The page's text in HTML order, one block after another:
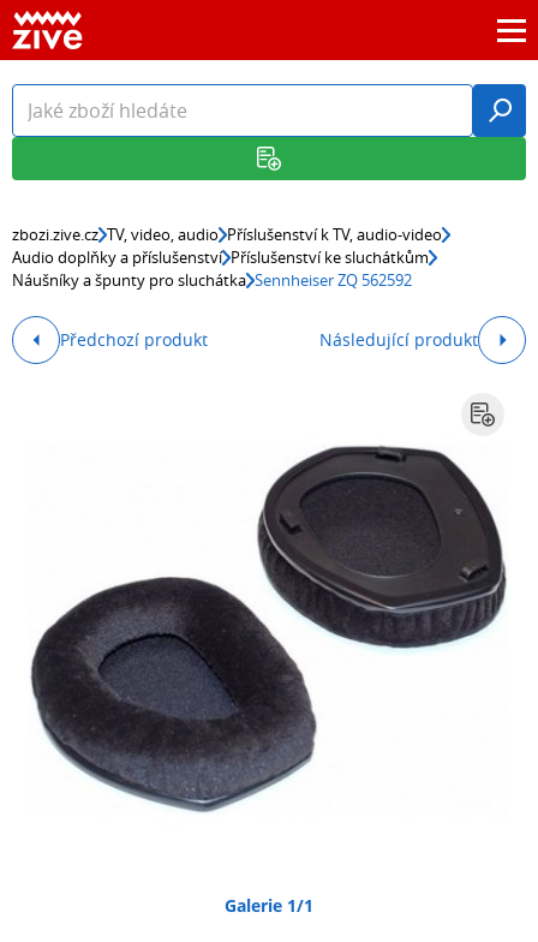
zbozi.zive.cz TV, video, audio Příslušenství k TV, audio-video
Audio doplňky a příslušenství Příslušenství ke sluchátkům
Náušníky a špunty pro sluchátka Sennheiser ZQ 562592
Předchozí produkt Následující produkt
Galerie 1/1